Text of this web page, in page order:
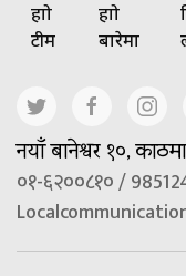
हाम्रो
टीम
हाम्रो
बारेमा
नयाँ बानेश्वर १०,
०१-६२००८१० /